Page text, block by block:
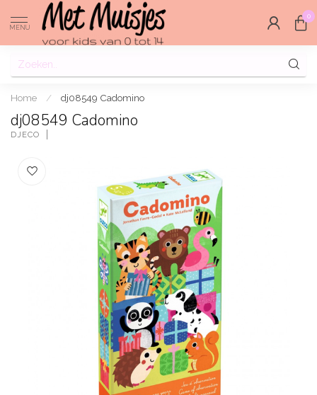
MENU
0
Home / dj08549 Cadomino
dj08549 Cadomino
DJECO